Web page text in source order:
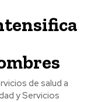
de salud a
y Servicios